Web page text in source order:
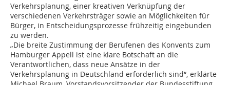
Verkehrsplanung, einer kreativen Verknüpfung der
verschiedenen Verkehrsträger sowie an Möglichkeiten für
Bürger, in Entscheidungsprozesse frühzeitig eingebunden
zu werden.
„Die breite Zustimmung der Berufenen des Konvents zum
Hamburger Appell ist eine klare Botschaft an die
Verantwortlichen, dass neue Ansätze in der
Verkehrsplanung in Deutschland erforderlich sind“, erklärte